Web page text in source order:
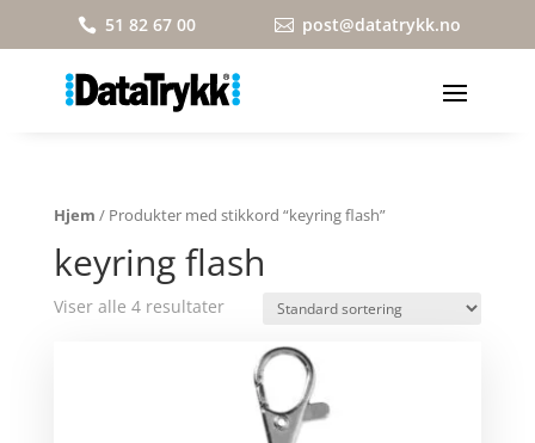
 51 82 67 00  post@datatrykk.no
Hjem / Produkter med stikkord “keyring flash”
keyring flash
Viser alle 4 resultater